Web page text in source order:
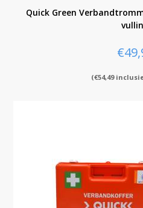
Quick Green
€
(€54,49